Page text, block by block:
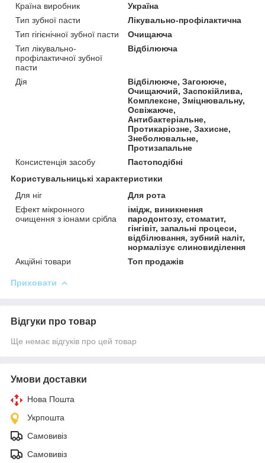
Країна виробник
Україна
Тип зубної пасти
Лікувально-профілактична
Тип гігієнічної зубної пасти
Очищаюча
Тип лікувально-
профілактичної зубної
пасти
Відбілююча
Дія
Відбілююче, Загоююче,
Очищаючий, Заспокійлива,
Комплексне, Зміцнювальну,
Освіжаюче,
Антибактеріальне,
Протикаріозне, Захисне,
Знеболювальне,
Протизапальне
Консистенція засобу
Пастоподібні
Користувальницькі характеристики
Для ніг
Для рота
Ефект мікронного
очищення з іонами срібла
імідж, виникнення
пародонтозу, стоматит,
гінгівіт, запальні процеси,
відбілювання, зубний наліт,
нормалізує слиновиділення
Акційні товари
Топ продажів
Приховати
Відгуки про товар
Ще немає відгуків про цей товар
Умови доставки
Нова Пошта
Укрпошта
Самовивіз
Самовивіз